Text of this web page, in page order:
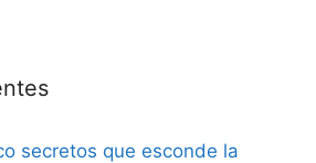
secretos que esconde la